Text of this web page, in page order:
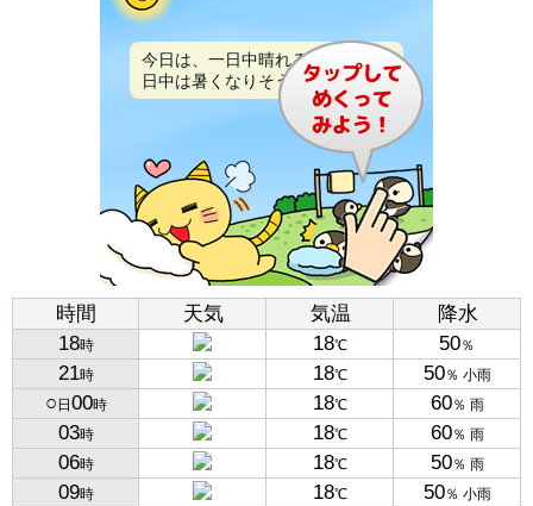
今日は、一日中晴れるでしょう。
日中は暑くなりそうです。
時間 天気 気温
降水
18時 18℃ 50％
21時 18℃ 50％ 小雨
○ 日 00時 18℃ 60％ 雨
03時 18℃ 60％ 雨
06時 18℃ 50％ 雨
09時 18℃ 50％ 小雨